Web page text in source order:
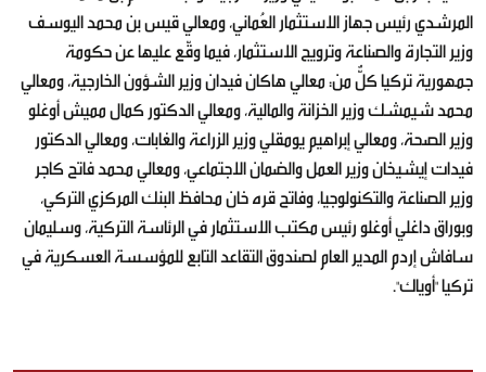
المرشدي رئيس جهاز الاستثمار العُماني، ومعالي قيس بن محمد اليوسف
وزير التجارة والصناعة وترويج الاستثمار، فيما وقّع عليها عن حكومة
جمهورية تركيا كلٌّ من: معالي هاكان فيدان وزير الشؤون الخارجية، ومعالي
محمد شيمشك وزير الخزانة والمالية، ومعالي الدكتور كمال مميش أوغلو
وزير الصحة، ومعالي إبراهيم يومقلي وزير الزراعة والغابات، ومعالي الدكتور
فيدات إيشيخان وزير العمل والضمان الاجتماعي، ومعالي محمد فاتح كاجر
وزير الصناعة والتكنولوجيا، وفاتح قره خان محافظ البنك المركزي التركي،
وبوراق داغلي أوغلو رئيس مكتب الاستثمار في الرئاسة التركية، وسليمان
سافاش إردم المدير العام لصندوق التقاعد التابع للمؤسسة العسكرية في
تركيا "أوياك".